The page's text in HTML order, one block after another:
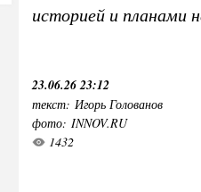
историей и планами
23.06.26 23:12
текст: Игорь Голованов
фото: INNOV.RU
1432